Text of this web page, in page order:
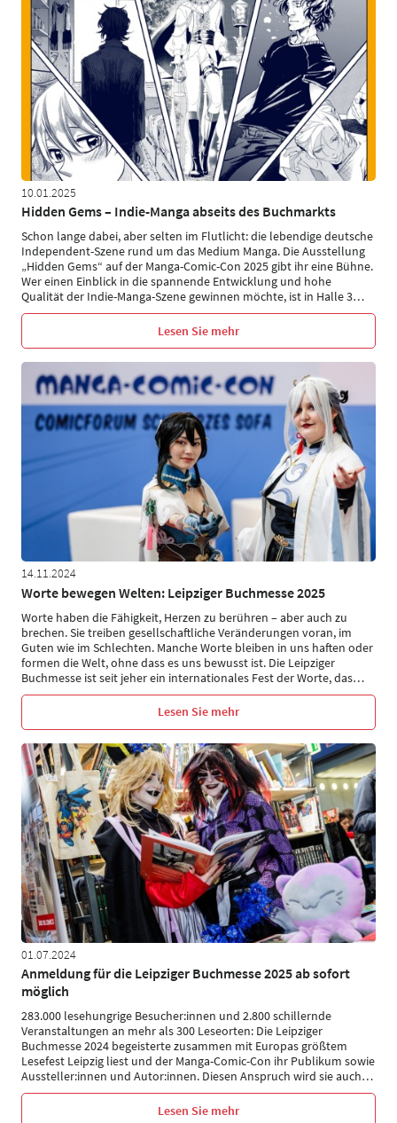
10.01.2025
Hidden Gems – Indie-Manga abseits des Buchmarkts
Schon lange dabei, aber selten im Flutlicht: die lebendige deutsche
Independent-Szene rund um das Medium Manga. Die Ausstellung
„Hidden Gems“ auf der Manga-Comic-Con 2025 gibt ihr eine Bühne.
Wer einen Einblick in die spannende Entwicklung und hohe
Qualität der Indie-Manga-Szene gewinnen möchte, ist in Halle 3…
Lesen Sie mehr
14.11.2024
Worte bewegen Welten: Leipziger Buchmesse 2025
Worte haben die Fähigkeit, Herzen zu berühren – aber auch zu
brechen. Sie treiben gesellschaftliche Veränderungen voran, im
Guten wie im Schlechten. Manche Worte bleiben in uns haften oder
formen die Welt, ohne dass es uns bewusst ist. Die Leipziger
Buchmesse ist seit jeher ein internationales Fest der Worte, das…
Lesen Sie mehr
01.07.2024
Anmeldung für die Leipziger Buchmesse 2025 ab sofort
möglich
283.000 lesehungrige Besucher:innen und 2.800 schillernde
Veranstaltungen an mehr als 300 Leseorten: Die Leipziger
Buchmesse 2024 begeisterte zusammen mit Europas größtem
Lesefest Leipzig liest und der Manga-Comic-Con ihr Publikum sowie
Aussteller:innen und Autor:innen. Diesen Anspruch wird sie auch…
Lesen Sie mehr